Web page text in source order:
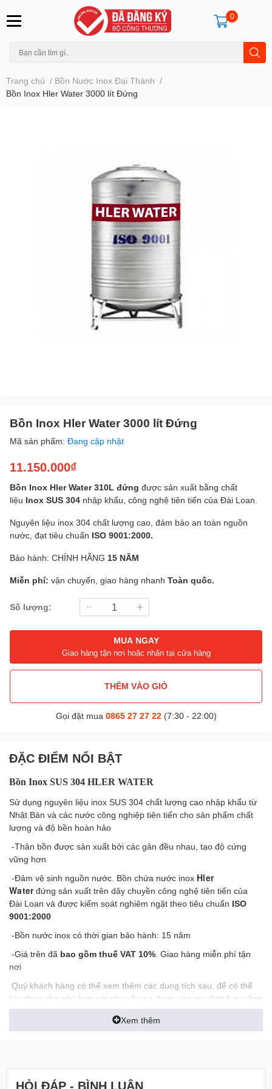
0
Trang chủ / Bồn Nước Inox Đại Thành /
Bồn Inox Hler Water 3000 lít Đứng
Bồn Inox Hler Water 3000 lít Đứng
Mã sản phẩm: Đang cập nhật
11.150.000₫
Bồn Inox Hler Water 310L đứng được sản xuất bằng chất
liệu Inox SUS 304 nhập khẩu, công nghệ tiên tiến của Đài Loan.
Nguyên liệu inox 304 chất lượng cao, đảm bảo an toàn nguồn
nước, đạt tiêu chuẩn ISO 9001:2000.
Bảo hành: CHÍNH HÃNG 15 NĂM
Miễn phí: vận chuyển, giao hàng nhanh Toàn quốc.
Số lượng:
MUA NGAY
Giao hàng tận nơi hoặc nhận tại cửa hàng
THÊM VÀO GIỎ
Gọi đặt mua 0865 27 27 22(7:30 - 22:00)
ĐẶC ĐIỂM NỔI BẬT
Bồn Inox SUS 304 HLER WATER
Sử dụng nguyên liệu inox SUS 304 chất lượng cao nhập khẩu từ
Nhật Bản và các nước công nghiệp tiên tiến cho sản phẩm chất
lượng và độ bền hoàn hảo
-Thân bồn được sản xuất bởi các gân đều nhau, tạo độ cứng
vững hơn
-Đảm vệ sinh nguồn nước. Bồn chứa nước inox Hler
Water đứng sản xuất trên dây chuyền công nghệ tiên tiến của
Đài Loan và được kiểm soát nghiêm ngặt theo tiêu chuẩn ISO
9001:2000
-Bồn nước inox có thời gian bảo hành: 15 năm
-Giá trên đã bao gồm thuế VAT 10% . Giao hàng miễn phí tận
nơi
Quý khách hàng có thể xem thêm các dung tích sau, để có thể
lựa chọn cho phù hợp với nhu cầu sử dụng của gia đình hay công
trình.
Dịch vụ và hậu mãi:
Nếu không đúng tiêu chuẩn cam kết chúng tôi sẽ hoàn tiền lại
Xem thêm
HỎI ĐÁP - BÌNH LUẬN